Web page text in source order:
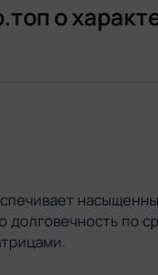
о
долговечность по